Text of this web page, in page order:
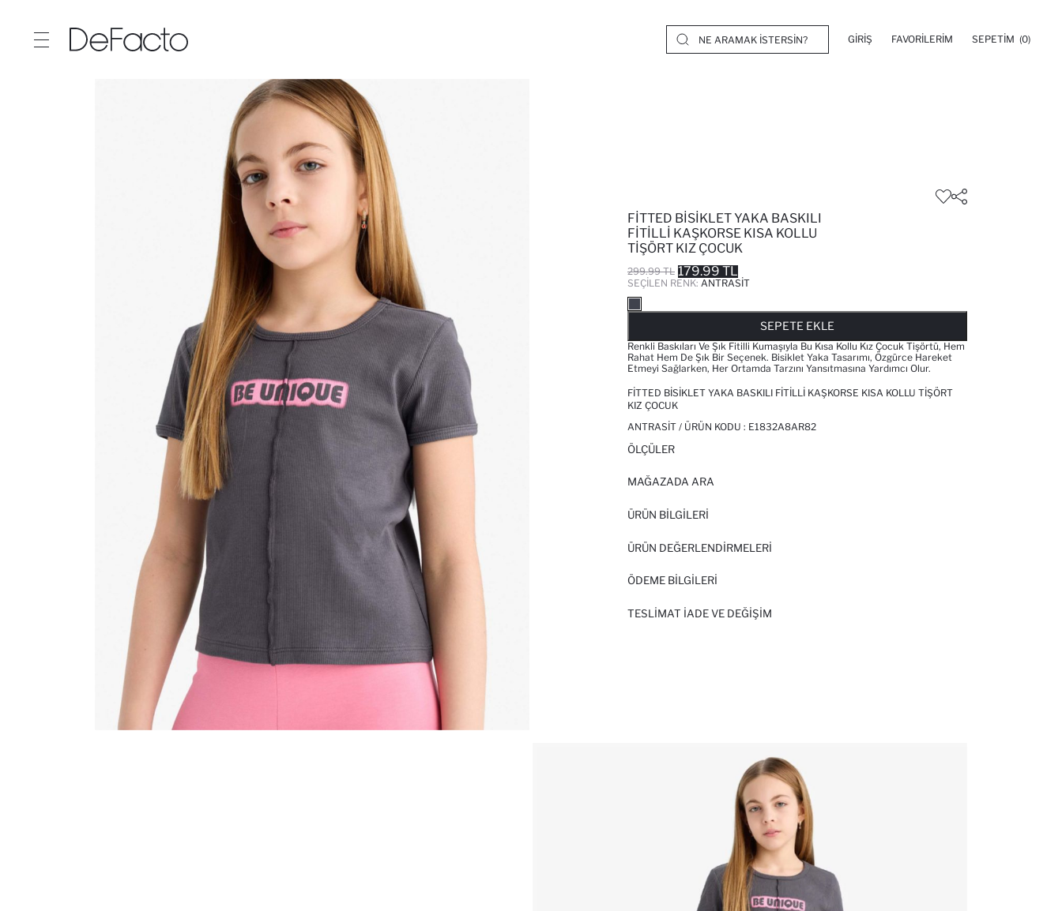
GIRIŞ FAVORILERIM SEPETIM (0)
FITTED BISIKLET YAKA BASKILI
FITILLI KAŞKORSE KISA KOLLU
TIŞÖRT KIZ ÇOCUK
299.99 TL 179.99 TL
SEÇILEN RENK: ANTRASIT
SEPETE EKLE
Renkli Baskıları Ve Şık Fitilli Kumaşıyla Bu Kısa Kollu Kız Çocuk Tişörtü, Hem
Rahat Hem De Şık Bir Seçenek. Bisiklet Yaka Tasarımı, Özgürce Hareket
Etmeyi Sağlarken, Her Ortamda Tarzını Yansıtmasına Yardımcı Olur.
FITTED BISIKLET YAKA BASKILI FITILLI KAŞKORSE KISA KOLLU TIŞÖRT
KIZ ÇOCUK
ANTRASIT / ÜRÜN KODU : E1832A8AR82
ÖLÇÜLER
MAĞAZADA ARA
ÜRÜN BILGILERI
ÜRÜN DEĞERLENDİRMELERİ
ÖDEME BİLGİLERİ
TESLIMAT İADE VE DEĞIŞIM